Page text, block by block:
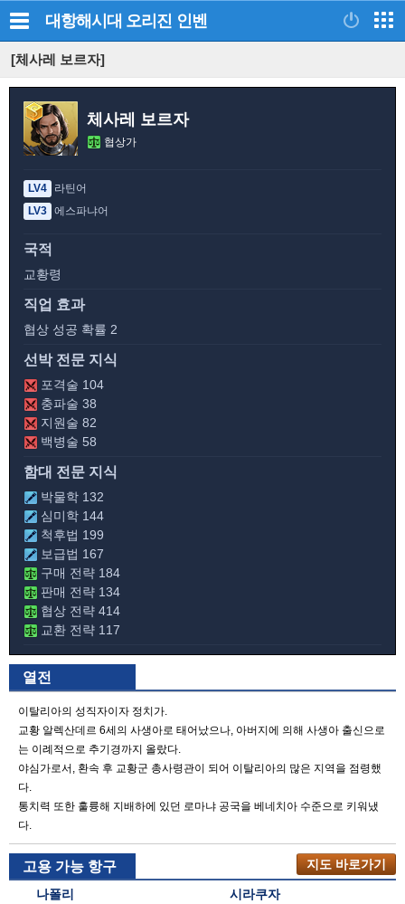
대항해시대 오리진 인벤
[체사레 보르자]
체사레 보르자
협상가
LV4
라틴어
LV3 에스파냐어
국적
교황령
직업 효과
협상 성공 확률 2
선박 전문 지식
포격술 104
충파술 38
지원술 82
백병술 58
함대 전문 지식
박물학 132
심미학 144
척후법 199
보급법 167
구매 전략 184
판매 전략 134
협상 전략 414
교환 전략 117
열전
이탈리아의 성직자이자 정치가.
교황 알렉산데르 6세의 사생아로 태어났으나, 아버지에 의해 사생아 출신으로
는 이례적으로 추기경까지 올랐다.
야심가로서, 환속 후 교황군 총사령관이 되어 이탈리아의 많은 지역을 점령했
다.
통치력 또한 훌륭해 지배하에 있던 로마냐 공국을 베네치아 수준으로 키워냈
다.
고용 가능 항구 지도 바로가기
나폴리
시라쿠자